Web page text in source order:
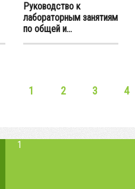
Руководство к
лабораторным занятиям
по общей и...
1 2 3 4
1